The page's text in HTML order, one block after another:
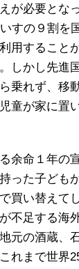
が必要とな
すの９割を
用すること
しかし先進
乗れず、移
童が家に置
余命１年の
った子ども
買い替えて
不足する海
元の酒蔵、
れまで世界